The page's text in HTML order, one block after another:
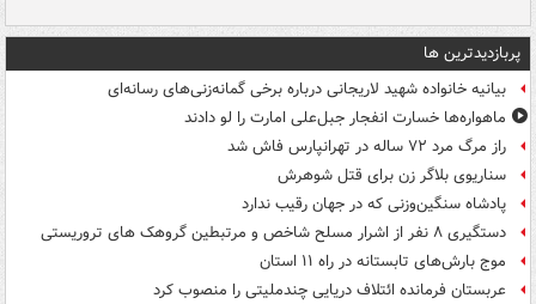
پربازدیدترین ها
بیانیه خانواده شهید لاریجانی درباره برخی گمانه‌زنی‌های رسانه‌ای
ماهواره‌ها خسارت انفجار جبل‌علی امارت را لو دادند
راز مرگ مرد ۷۲ ساله در تهرانپارس فاش شد
سناریوی بلاگر زن برای قتل شوهرش
پادشاه سنگین‌وزنی که در جهان رقیب ندارد
دستگیری ۸ نفر از اشرار مسلح شاخص و مرتبطین گروهک های تروریستی
موج بارش‌های تابستانه در راه ۱۱ استان
عربستان فرمانده ائتلاف دریایی چندملیتی را منصوب کرد